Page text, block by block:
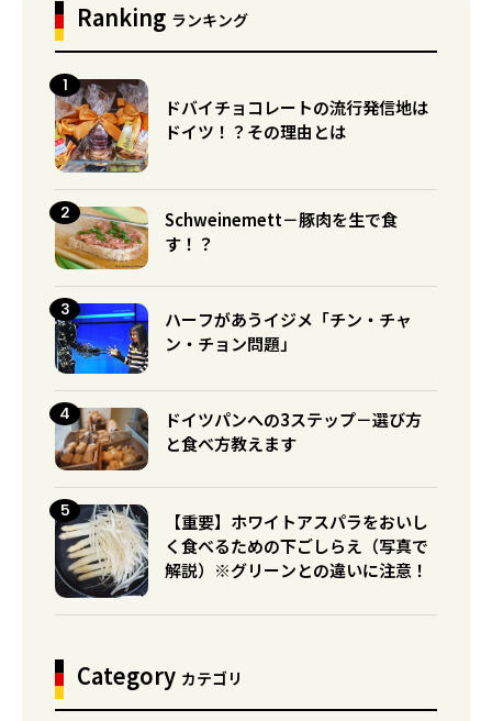
Ranking ランキング
ドバイチョコレートの流行発信地は
ドイツ！？その理由とは
Schweinemett－豚肉を生で食
す！？
ハーフがあうイジメ「チン・チャ
ン・チョン問題」
ドイツパンへの3ステップ－選び方
と食べ方教えます
【重要】ホワイトアスパラをおいし
く食べるための下ごしらえ（写真で
解説）※グリーンとの違いに注意！
Category カテゴリ